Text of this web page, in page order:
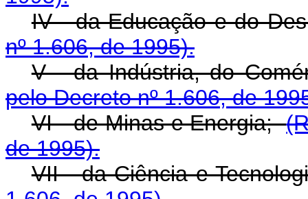
IV - da Educação e do
nº 1.606, de 1995).
V - da Indústria, do
pelo Decreto nº 1.606, de
VI - de Minas e Energia;
de 1995).
VII - da Ciência e